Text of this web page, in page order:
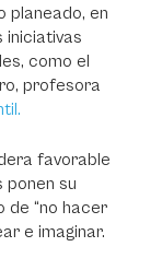
planeado, en
iniciativas
como el
profesora
favorable
ponen su
de “no hacer
e imaginar.